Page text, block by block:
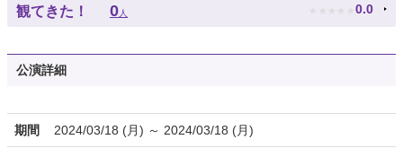
観てきた！ 0人 ★ ★ ★ ★ ★ 0.0
公演詳細
期間 2024/03/18 (月) ～ 2024/03/18 (月)